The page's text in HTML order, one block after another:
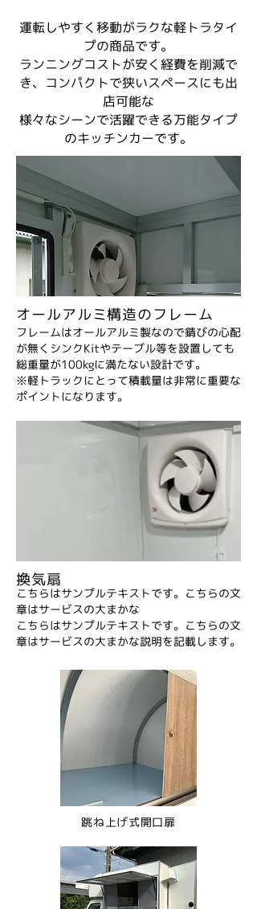
運転しやすく移動がラクな軽トラタイ
プの商品です。
ランニングコストが安く経費を削減で
き、コンパクトで狭いスペースにも出
店可能な
​様々なシーンで活躍できる万能タイプ
のキッチンカーです。
オールアルミ構造のフレーム
フレームはオールアルミ製なので錆びの心配
が無くシンクKitやテーブル等を設置しても
総重量が100kgに満たない設計です。
※軽トラックにとって積載量は非常に重要な
ポイントになります。
換気扇
こちらはサンプルテキストです。こちらの文
章はサービスの大まかな
こちらはサンプルテキストです。こちらの文
章はサービスの大まかな説明を記載します。
跳ね上げ式開口扉